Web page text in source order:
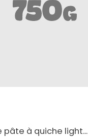
à quiche light...